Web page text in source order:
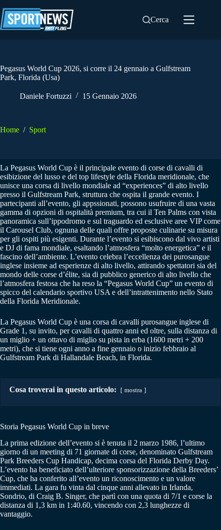
al
contenuto
Cerca
Pegasus World Cup 2026, si corre il 24 gennaio a Gulfstream
Park, Florida (Usa)
Daniele Fortuzzi 15 Gennaio 2026
Home / Sport
La Pegasus World Cup è il principale evento di corse di cavalli di
esibizione del lusso e del top lifestyle della Florida meridionale, che
unisce una corsa di livello mondiale ad “experiences” di alto livello
presso il Gulfstream Park, struttura che ospita il grande evento. I
partecipanti all’evento, gli appssionati, possono usufruire di una vasta
gamma di opzioni di ospitalità premium, tra cui il Ten Palms con vista
panoramica sull’ippodromo e sul traguardo ed esclusive aree VIP come
il Carousel Club, ognuna delle quali offre proposte culinarie su misura
per gli ospiti più esigenti. Durante l’evento si esibiscono dal vivo artisti
e DJ di fama mondiale, esaltando l’atmosfera “molto energetica” e il
fascino dell’ambiente. L’evento celebra l’eccellenza dei purosangue
inglese insieme ad esperienze di alto livello, attirando spettatori sia del
mondo delle corse d’élite, sia di pubblico generico di alto livello che
l’atmosfera festosa che ha reso la “Pegasus World Cup” un evento di
spicco del calendario sportivo USA e dell’intrattenimento nello Stato
della Florida Meridionale.
La Pegasus World Cup è una corsa di cavalli purosangue inglese di
Grade 1, su invito, per cavalli di quattro anni ed oltre, sulla distanza di
un miglio + un ottavo di miglio su pista in erba (1600 metri + 200
metri), che si tiene ogni anno a fine gennaio o inizio febbraio al
Gulfstream Park di Hallandale Beach, in Florida.
Cosa troverai in questo articolo: mostra
Storia Pegasus World Cup in breve
La prima edizione dell’evento si è tenuta il 2 marzo 1986, l’ultimo
giorno di un meeting di 71 giornate di corse, denominato Gulfstream
Park Breeders Cup Handicap, decima corsa del Florida Derby Day.
L’evento ha beneficiato dell’ulteriore sponsorizzazione della Breeders’
Cup, che ha conferito all’evento un riconoscimento e un valore
immediati. La gara fu vinta dal cinque anni allevato in Irlanda,
Sondrio, di Craig B. Singer, che partì con una quota di 7/1 e corse la
distanza di 1,3 km in 1:40.60, vincendo con 2,3 lunghezze di
vantaggio.